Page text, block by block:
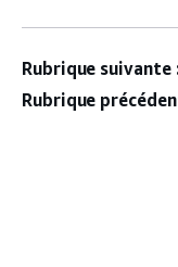
Rubrique suivante
Rubrique